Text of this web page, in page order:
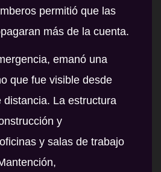
permitió que las
más de la cuenta.
emanó una
que fue visible desde
distancia. La estructura
y
y salas de trabajo